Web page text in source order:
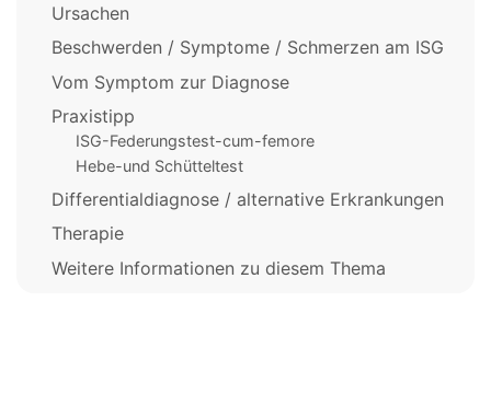
Ursachen
Beschwerden / Symptome / Schmerzen am ISG
Vom Symptom zur Diagnose
Praxistipp
ISG-Federungstest-cum-femore
Hebe-und Schütteltest
Differentialdiagnose / alternative Erkrankungen
Therapie
Weitere Informationen zu diesem Thema